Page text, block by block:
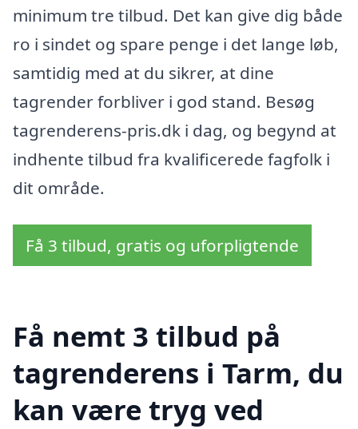
minimum tre tilbud. Det kan give dig både
ro i sindet og spare penge i det lange løb,
samtidig med at du sikrer, at dine
tagrender forbliver i god stand. Besøg
tagrenderens-pris.dk i dag, og begynd at
indhente tilbud fra kvalificerede fagfolk i
dit område.
Få 3 tilbud, gratis og uforpligtende
Få nemt 3 tilbud på
tagrenderens i Tarm, du
kan være tryg ved